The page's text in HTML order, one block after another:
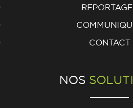
CONTACT
NOS